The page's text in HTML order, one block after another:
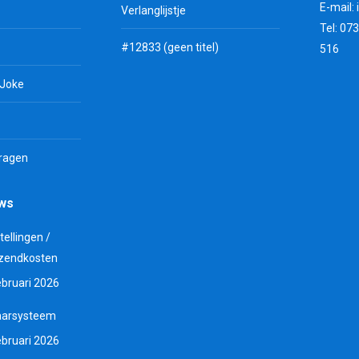
Verlanglijstje
#12833 (geen titel)
E-mail:
Tel:
516
/
2026
2026